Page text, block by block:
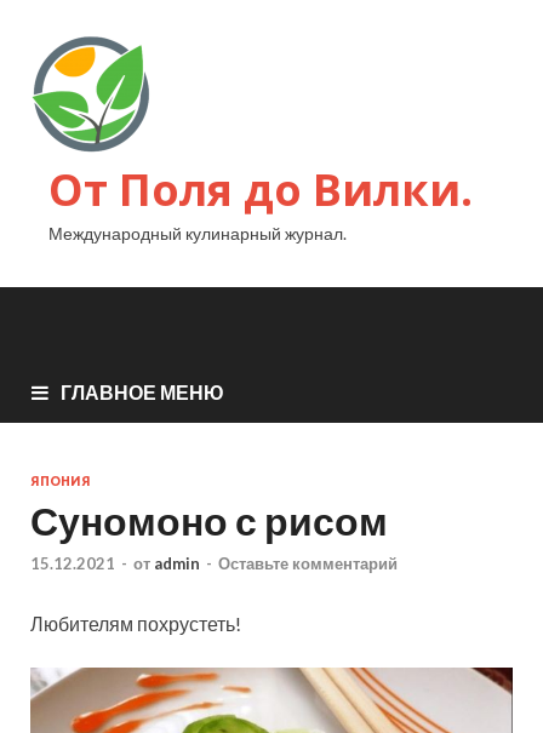
От Поля до Вилки.
Международный кулинарный журнал.
ГЛАВНОЕ МЕНЮ
ЯПОНИЯ
Суномоно с рисом
15.12.2021 - от admin - Оставьте комментарий
Любителям похрустеть!